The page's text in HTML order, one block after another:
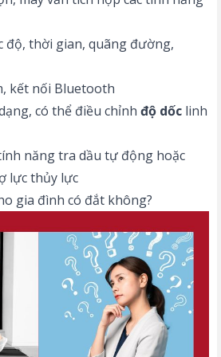
độ, thời gian, quãng đường,
kết nối Bluetooth
có thể điều chỉnh độ dốc linh
năng tra dầu tự động hoặc
lực thủy lực
gia đình có đắt không?